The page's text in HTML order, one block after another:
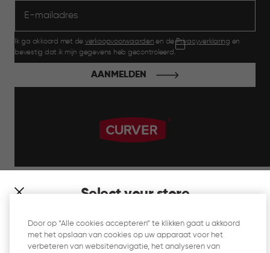
Select your store
which store would you like to shop?
Ik ga akkoord met de verkoopvoorwaarden en dePrivacyverklaring en
bevestig dat ik mijn gegevens heb gecontroleerd.
AANMELDEN
Website Gebruiksvoorwaarden
Door op “Alle cookies accepteren” te klikken gaat u akkoord
met het opslaan van cookies op uw apparaat voor het
verbeteren van websitenavigatie, het analyseren van